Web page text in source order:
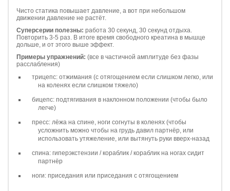
Чисто статика повышает давление, а вот при небольшом
движении давление не растёт.
Суперсерии полезны: работа 30 секунд, 30 секунд отдыха.
Повторить 3-5 раз. В итоге время свободного креатина в мышце
дольше, и от этого выше эффект.
Примеры упражнений: (все в частичной амплитуде без фазы
расслабления)
трицепс: отжимания (с отягощением если слишком легко, или
на коленях если слишком тяжело)
бицепс: подтягивания в наклонном положении (чтобы было
легче)
пресс: лёжа на спине, ноги согнуты в коленях (чтобы
усложнить можно чтобы на грудь давил партнёр, или
использовать утяжеление, или вытянуть руки вверх-назад
спина: гиперэкстензии / кораблик / кораблик на ногах сидит
партнёр
ноги: приседания или приседания с отягощением